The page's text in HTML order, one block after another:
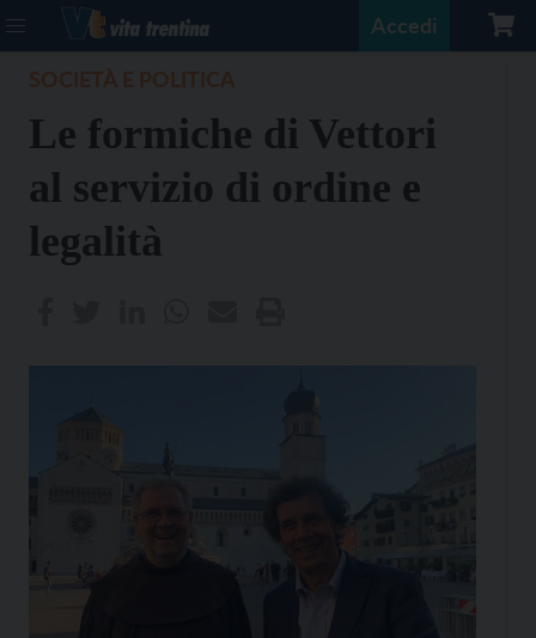
Accedi
Le formiche di Vettori
al servizio di ordine e
legalità